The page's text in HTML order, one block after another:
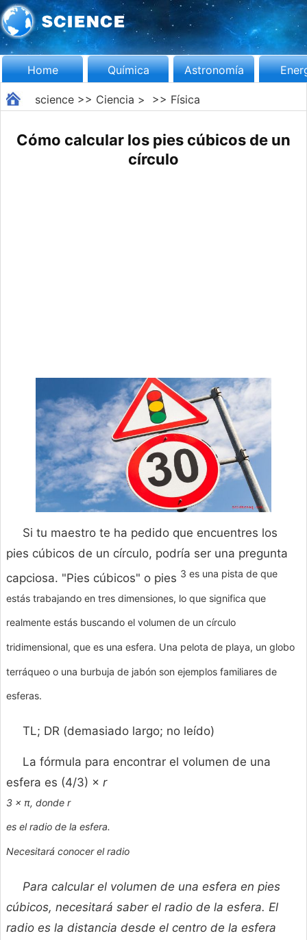
Home Química Astronomía
science>> Ciencia > >> Física
Cómo calcular los pies cúbicos de un
círculo
Si tu maestro te ha pedido que encuentres los
pies cúbicos de un círculo, podría ser una pregunta
capciosa. "Pies cúbicos" o pies 3 es una pista de que
estás trabajando en tres dimensiones, lo que significa que
realmente estás buscando el volumen de un círculo
tridimensional, que es una esfera. Una pelota de playa, un globo
terráqueo o una burbuja de jabón son ejemplos familiares de
esferas.
TL; DR (demasiado largo; no leído)
La fórmula para encontrar el volumen de una
esfera es (4/3) × r
3 × π, donde r
es el radio de la esfera.
Necesitará conocer el radio
Para calcular el volumen de una esfera en pies
cúbicos, necesitará saber el radio de la esfera. El
radio es la distancia desde el centro de la esfera